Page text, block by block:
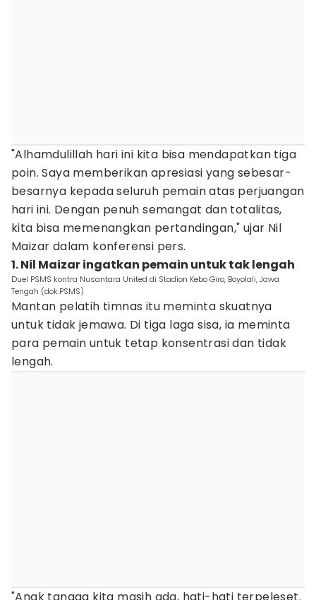
"Alhamdulillah hari ini kita bisa mendapatkan tiga
poin. Saya memberikan apresiasi yang sebesar-
besarnya kepada seluruh pemain atas perjuangan
hari ini. Dengan penuh semangat dan totalitas,
kita bisa memenangkan pertandingan," ujar Nil
Maizar dalam konferensi pers.
1. Nil Maizar ingatkan pemain untuk tak lengah
Duel PSMS kontra Nusantara United di Stadion Kebo Giro, Boyolali, Jawa
Tengah (dok.PSMS)
Mantan pelatih timnas itu meminta skuatnya
untuk tidak jemawa. Di tiga laga sisa, ia meminta
para pemain untuk tetap konsentrasi dan tidak
lengah.